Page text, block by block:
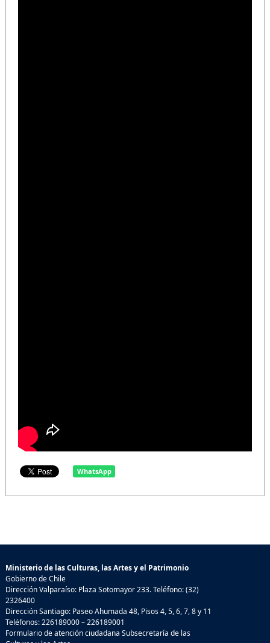
WhatsApp
Ministerio de las Culturas, las Artes y el Patrimonio
Gobierno de Chile
Dirección Valparaíso: Plaza Sotomayor 233. Teléfono: (32)
2326400
Dirección Santiago: Paseo Ahumada 48, Pisos 4, 5, 6, 7, 8 y 11
Teléfonos: 226189000 – 226189001
Formulario de atención ciudadana Subsecretaría de las